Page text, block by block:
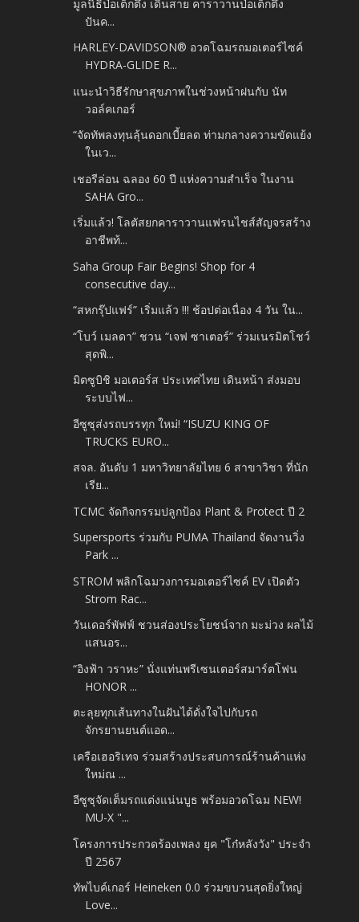
มูลนิธิป่อเต็กตึ๊ง เดินสาย คาราวานป่อเต็กตึ๊ง
ปันค...
HARLEY-DAVIDSON® อวดโฉมรถมอเตอร์ไซค์
HYDRA-GLIDE R...
แนะนำวิธีรักษาสุขภาพในช่วงหน้าฝนกับ นัท
วอล์คเกอร์
“จัดทัพลงทุนลุ้นดอกเบี้ยลด ท่ามกลางความขัดแย้ง
ในเว...
เชอรีล่อน ฉลอง 60 ปี แห่งความสำเร็จ ในงาน
SAHA Gro...
เริ่มแล้ว! โลตัสยกคาราวานแฟรนไชส์สัญจรสร้าง
อาชีพท้...
Saha Group Fair Begins! Shop for 4
consecutive day...
“สหกรุ๊ปแฟร์” เริ่มแล้ว !!! ช้อปต่อเนื่อง 4 วัน ใน...
“โบว์ เมลดา” ชวน “เจฟ ซาเตอร์” ร่วมเนรมิตโชว์
สุดพิ...
มิตซูบิชิ มอเตอร์ส ประเทศไทย เดินหน้า ส่งมอบ
ระบบไฟ...
อีซูซุส่งรถบรรทุก ใหม่! “ISUZU KING OF
TRUCKS EURO...
สจล. อันดับ 1 มหาวิทยาลัยไทย 6 สาขาวิชา ที่นัก
เรีย...
TCMC จัดกิจกรรมปลูกป้อง Plant & Protect ปี 2
Supersports ร่วมกับ PUMA Thailand จัดงานวิ่ง
Park ...
STROM พลิกโฉมวงการมอเตอร์ไซค์ EV เปิดตัว
Strom Rac...
วันเดอร์พัฟฟ์ ชวนส่องประโยชน์จาก มะม่วง ผลไม้
แสนอร...
“อิงฟ้า วราหะ” นั่งแท่นพรีเซนเตอร์สมาร์ตโฟน
HONOR ...
ตะลุยทุกเส้นทางในฝันได้ดั่งใจไปกับรถ
จักรยานยนต์แอด...
เครือเฮอริเทจ ร่วมสร้างประสบการณ์ร้านค้าแห่ง
ใหม่ณ ...
อีซูซุจัดเต็มรถแต่งแน่นบูธ พร้อมอวดโฉม NEW!
MU-X "...
โครงการประกวดร้องเพลง ยุค "โก๋หลังวัง" ประจำ
ปี 2567
ทัพไบค์เกอร์ Heineken 0.0 ร่วมขบวนสุดยิ่งใหญ่
Love...